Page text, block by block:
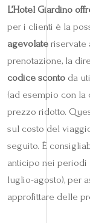
L’Hotel Giardino
per i clienti è la
agevolate riservate
prenotazione, la
codice sconto da
(ad esempio con la
prezzo ridotto.
sul costo del
seguito. È
anticipo nei periodi
luglio-agosto), per
approfittare delle